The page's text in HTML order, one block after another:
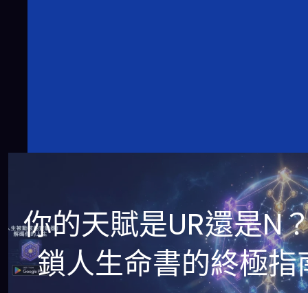
你的天賦是UR還是N
鎖人生命書的終極指